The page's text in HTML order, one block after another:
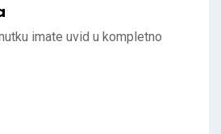
imate uvid u kompletno